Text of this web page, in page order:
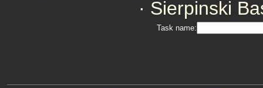
· Sierpinski
Task name: